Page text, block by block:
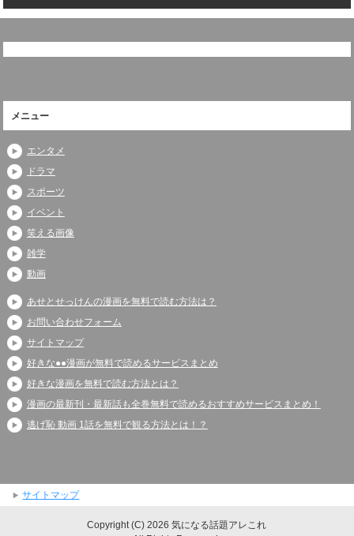
メニュー
エンタメ
ドラマ
スポーツ
イベント
笑える画像
雑学
動画
あせとせっけんの漫画を無料で読む方法は？
お問い合わせフォーム
サイトマップ
好きな●●漫画が無料で読めるサービスまとめ
好きな漫画を無料で読む方法とは？
漫画の最新刊・最新話も全巻無料で読めるおすすめサービスまとめ！
逃げ恥 動画 1話を無料で観る方法とは！？
サイトマップ
Copyright (C) 2026 気になる話題アレこれ